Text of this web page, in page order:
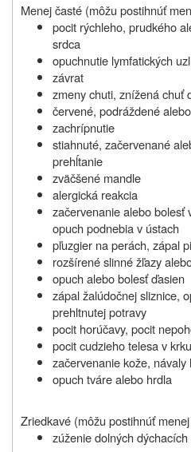
Menej časté (môžu postihnúť
pocit rýchleho, prudkého
srdca
opuchnutie lymfatických
závrat
zmeny chuti, znížená chuť
červené, podráždené
zachrípnutie
stiahnuté, začervenané
prehĺtanie
zväčšené mandle
alergická reakcia
začervenanie alebo bolesť
opuch podnebia v ústach
pľuzgier na perách, zápal
rozšírené slinné žľazy
opuch alebo bolesť ďasien
zápal žalúdočnej sliznice,
prehltnutej potravy
pocit horúčavy, pocit
pocit cudzieho telesa v krku
začervenanie kože, návaly
opuch tváre alebo hrdla
Zriedkavé (môžu postihnúť
zúženie dolných dýchacích